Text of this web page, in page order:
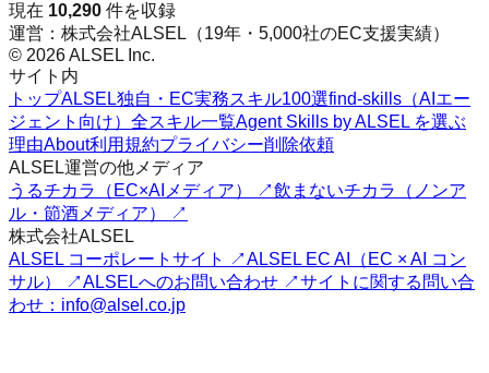
現在 10,290 件を収録
運営：株式会社ALSEL（19年・5,000社のEC支援実績）
© 2026 ALSEL Inc.
サイト内
トップALSEL独自・EC実務スキル100選find-skills（AIエー
ジェント向け） 全スキル一覧Agent Skills by ALSEL を選ぶ
理由About利用規約プライバシー削除依頼
ALSEL運営の他メディア
うるチカラ（EC×AIメディア） ↗飲まないチカラ（ノンア
ル・節酒メディア） ↗
株式会社ALSEL
ALSEL コーポレートサイト ↗ALSEL EC AI（EC × AI コン
サル） ↗ALSELへのお問い合わせ ↗サイトに関する問い合
わせ：info@alsel.co.jp